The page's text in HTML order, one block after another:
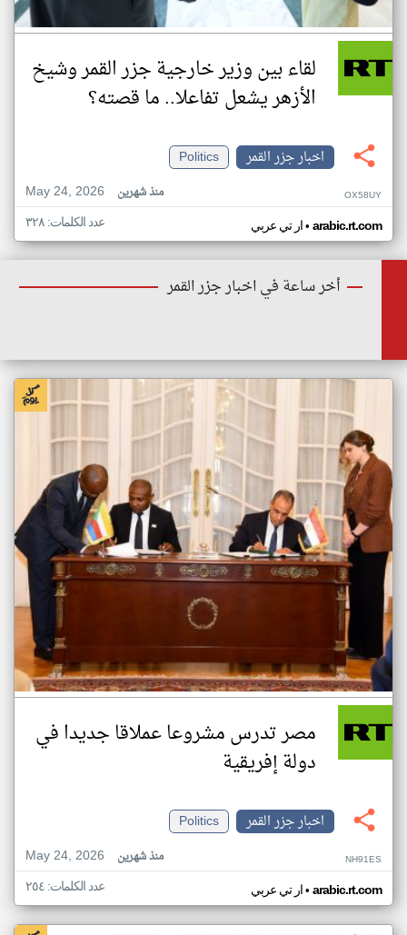
لقاء بين وزير خارجية جزر القمر وشيخ
الأزهر يشعل تفاعلا.. ما قصته؟
اخبار جزر القمر
Politics
May 24, 2026
منذ شهرين OX58UY
ار تي عربي• arabic.rt.com عدد الكلمات: ٣٢٨
أخر ساعة في اخبار جزر القمر
مصر تدرس مشروعا عملاقا جديدا في
دولة إفريقية
اخبار جزر القمر
Politics
May 24, 2026
منذ شهرين NH91ES
ار تي عربي• arabic.rt.com عدد الكلمات: ٢٥٤